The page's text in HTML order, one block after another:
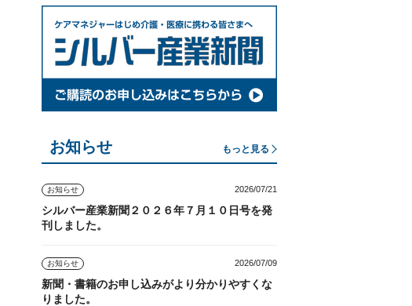
お知らせ もっと見る
お知らせ 2026/07/21
シルバー産業新聞２０２６年７月１０日号を発
刊しました。
お知らせ 2026/07/09
新聞・書籍のお申し込みがより分かりやすくな
りました。